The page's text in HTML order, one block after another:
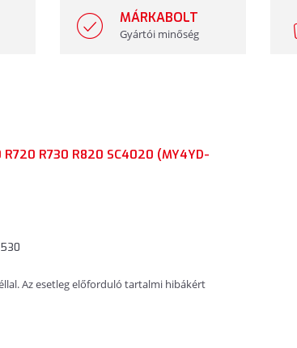
MÁRKABOLT
Gyártói minőség
R720 R730 R820 SC4020 (MY4YD-
Az esetleg előforduló tartalmi hibákért